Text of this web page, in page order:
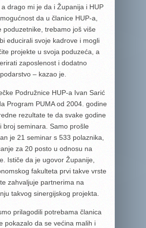
drago mi je da i Županija i HUP
da u članice HUP-a,
poduzetnike, trebamo još više
educirali svoje kadrove i mogli
projekte u svoja poduzeća, a
zaposlenost i dodatno
– kazao je.
Podružnice HUP-a Ivan Sarić
Program PUMA od 2004. godine
rezultate te da svake godine
broj seminara. Samo prošle
je 21 seminar s 533 polaznika,
za 20 posto u odnosu na
Ističe da je ugovor Županije,
fakulteta prvi takve vrste
zahvaljuje partnerima na
takvog sinergijskog projekta.
prilagodili potrebama članica
pokazalo da se većina malih i